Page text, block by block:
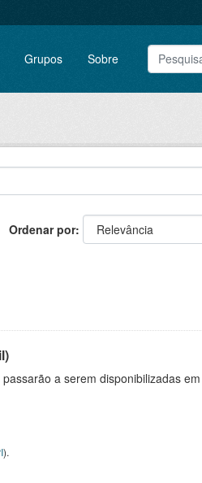
Grupos Sobre
Ordenar por
a serem disponibilizadas
).